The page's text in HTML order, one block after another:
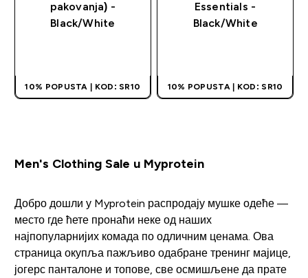
pakovanja) -
Black/White
10% POPUSTA | KOD: SR10
Essentials -
Black/White
10% POPUSTA | KOD: SR10
Men's Clothing Sale u Myprotein
Добро дошли у Myprotein распродају мушке одеће —
место где ћете пронаћи неке од наших
најпопуларнијих комада по одличним ценама. Ова
страница окупља пажљиво одабране тренинг мајице,
јогерс панталоне и топове, све осмишљене да прате